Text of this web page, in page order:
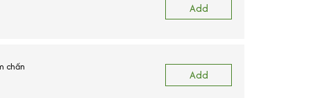
Add
chấn
Add